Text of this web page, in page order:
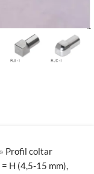
» Profil coltar
H (4,5-15 mm),